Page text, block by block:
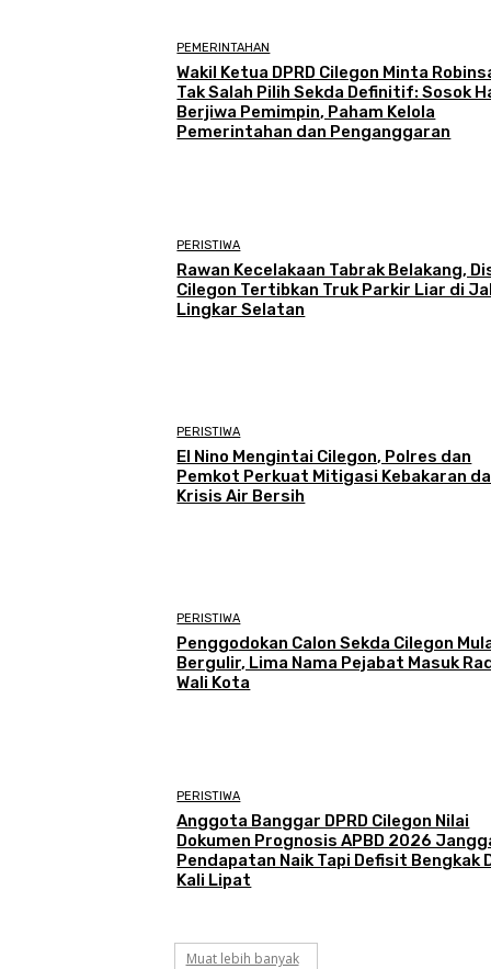
PEMERINTAHAN
Wakil Ketua DPRD Cilegon Minta
Tak Salah Pilih Sekda Definitif: Sosok
Berjiwa Pemimpin, Paham Kelola
Pemerintahan dan Penganggaran
PERISTIWA
Rawan Kecelakaan Tabrak Belakang,
Cilegon Tertibkan Truk Parkir Liar di
Lingkar Selatan
PERISTIWA
El Nino Mengintai Cilegon, Polres dan
Pemkot Perkuat Mitigasi Kebakaran
Krisis Air Bersih
PERISTIWA
Penggodokan Calon Sekda Cilegon
Bergulir, Lima Nama Pejabat Masuk
Wali Kota
PERISTIWA
Anggota Banggar DPRD Cilegon Nilai
Dokumen Prognosis APBD 2026
Pendapatan Naik Tapi Defisit Bengkak
Kali Lipat
Muat lebih banyak